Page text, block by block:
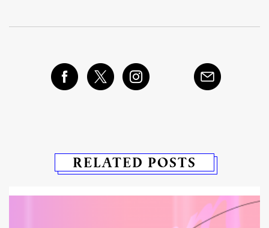
RELATED POSTS